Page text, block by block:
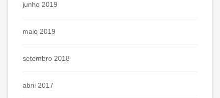
junho 2019
maio 2019
setembro 2018
abril 2017